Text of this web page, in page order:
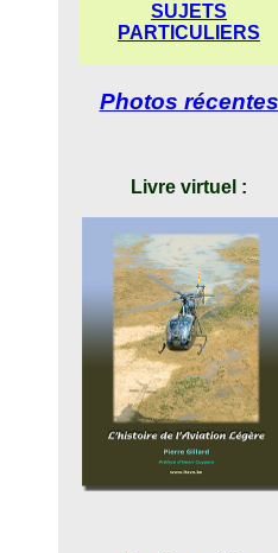
SUJETS
PARTICULIERS
Photos récentes
Livre virtuel :